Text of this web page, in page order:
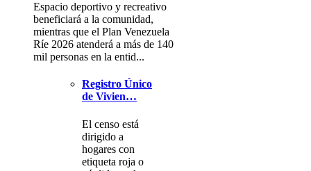
Espacio deportivo y recreativo
beneficiará a la comunidad,
mientras que el Plan Venezuela
Ríe 2026 atenderá a más de 140
mil personas en la entid...
Registro Único
de Vivien…
El censo está
dirigido a
hogares con
etiqueta roja o